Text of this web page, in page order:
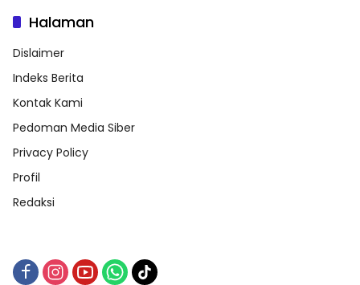
Halaman
Dislaimer
Indeks Berita
Kontak Kami
Pedoman Media Siber
Privacy Policy
Profil
Redaksi